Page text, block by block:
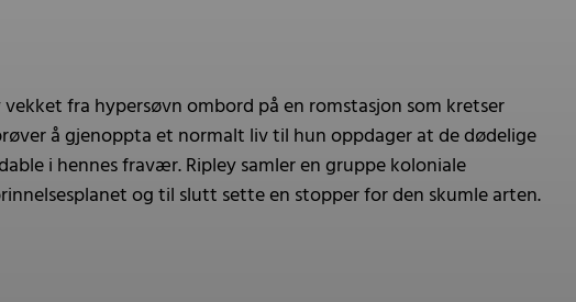
fra hypersøvn ombord på en romstasjon som kretser
å gjenoppta et normalt liv til hun oppdager at de dødelige
i hennes fravær. Ripley samler en gruppe koloniale
og til slutt sette en stopper for den skumle arten.